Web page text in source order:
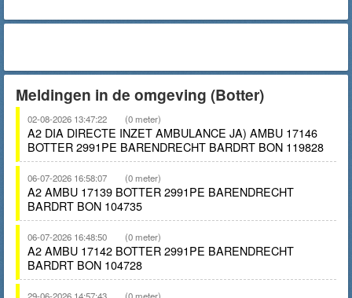
Meldingen in de omgeving (Botter)
02-08-2026 13:47:22 (0 meter)
A2 DIA DIRECTE INZET AMBULANCE JA) AMBU 17146
BOTTER 2991PE BARENDRECHT BARDRT BON 119828
06-07-2026 16:58:07 (0 meter)
A2 AMBU 17139 BOTTER 2991PE BARENDRECHT
BARDRT BON 104735
06-07-2026 16:48:50 (0 meter)
A2 AMBU 17142 BOTTER 2991PE BARENDRECHT
BARDRT BON 104728